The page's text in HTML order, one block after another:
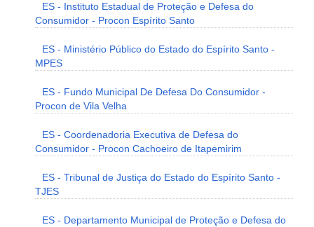
ES - Instituto Estadual de Proteção e Defesa do
Consumidor - Procon Espírito Santo
ES - Ministério Público do Estado do Espírito Santo -
MPES
ES - Fundo Municipal De Defesa Do Consumidor -
Procon de Vila Velha
ES - Coordenadoria Executiva de Defesa do
Consumidor - Procon Cachoeiro de Itapemirim
ES - Tribunal de Justiça do Estado do Espírito Santo -
TJES
ES - Departamento Municipal de Proteção e Defesa do